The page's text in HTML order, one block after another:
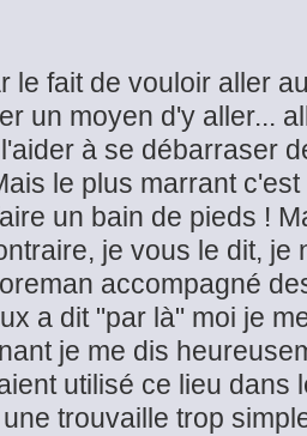
le fait de vouloir aller
un moyen d'y aller...
à se débarraser
le plus marrant
un bain de pieds !
je vous le dit, je
accompagné
a dit "par là" moi je
je me dis
utilisé ce lieu dans
trouvaille trop